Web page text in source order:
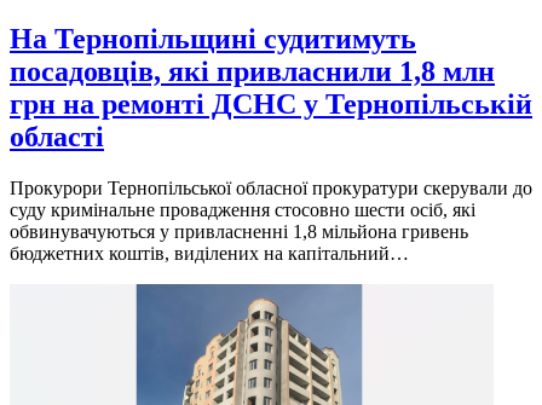
На Тернопільщині судитимуть
посадовців, які привласнили 1,8 млн
грн на ремонті ДСНС у Тернопільській
області
Прокурори Тернопільської обласної прокуратури скерували до
суду кримінальне провадження стосовно шести осіб, які
обвинувачуються у привласненні 1,8 мільйона гривень
бюджетних коштів, виділених на капітальний…